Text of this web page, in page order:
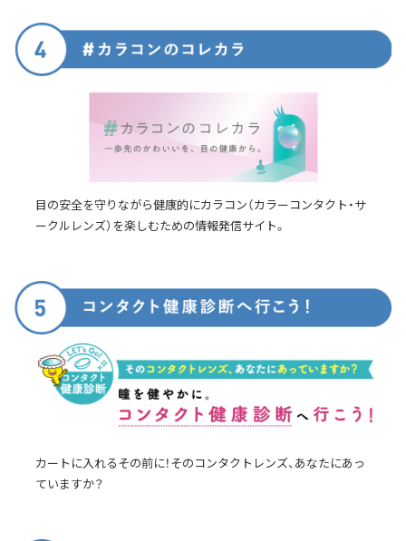
目の安全を守りながら健康的にカラコン（カラーコンタクト・サ
ークルレンズ）を楽しむための情報発信サイト。
カートに入れるその前に！そのコンタクトレンズ、あなたにあっ
ていますか？